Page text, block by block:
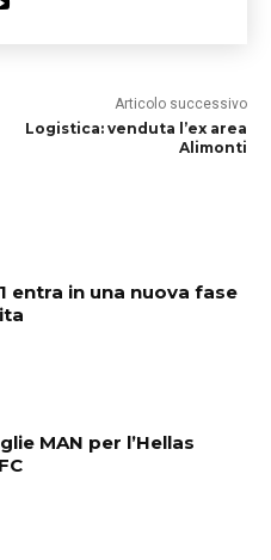
Articolo successivo
Logistica: venduta l’ex area
Alimonti
entra in una nuova fase
MAN per l’Hellas